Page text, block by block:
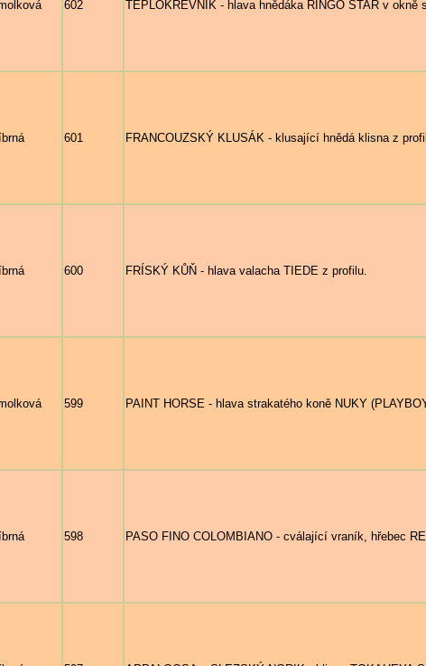
602 TEPLOKREVNÍK - hlava hnědáka RINGO STAR v okně
601 FRANCOUZSKÝ KLUSÁK - klusající hnědá klisna z
600 FRÍSKÝ KŮŇ - hlava valacha TIEDE z profilu.
599 PAINT HORSE - hlava strakatého koně NUKY
598 PASO FINO COLOMBIANO - cválající vraník, hřebec